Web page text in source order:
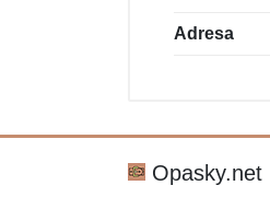
Adresa
Opasky.net